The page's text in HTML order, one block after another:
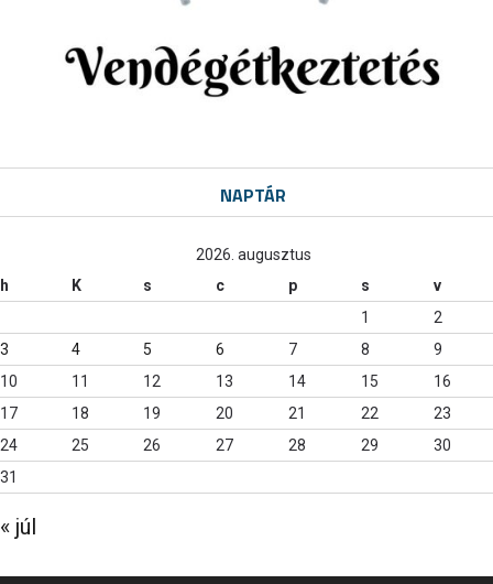
NAPTÁR
2026. augusztus
h
K s c p s
v
1
2
3
4 5 6 7 8
9
10
11 12 13 14 15
16
17
18 19 20 21 22
23
24
25 26 27 28 29
30
31
« júl